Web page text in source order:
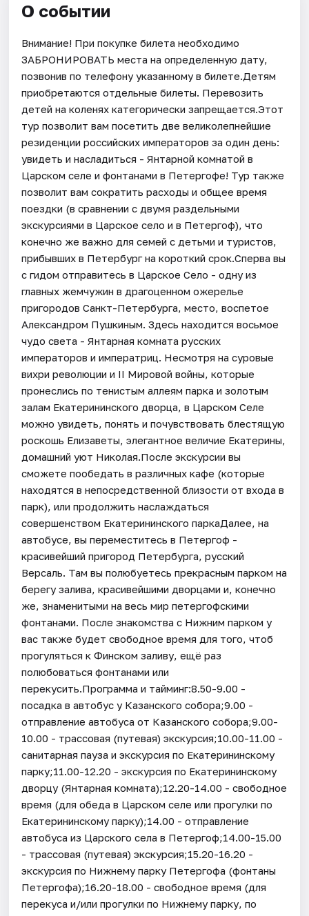
О событии
Внимание! При покупке билета необходимо
ЗАБРОНИРОВАТЬ места на определенную дату,
позвонив по телефону указанному в билете.Детям
приобретаются отдельные билеты. Перевозить
детей на коленях категорически запрещается.Этот
тур позволит вам посетить две великолепнейшие
резиденции российских императоров за один день:
увидеть и насладиться - Янтарной комнатой в
Царском селе и фонтанами в Петергофе! Тур также
позволит вам сократить расходы и общее время
поездки (в сравнении с двумя раздельными
экскурсиями в Царское село и в Петергоф), что
конечно же важно для семей с детьми и туристов,
прибывших в Петербург на короткий срок.Сперва вы
с гидом отправитесь в Царское Село - одну из
главных жемчужин в драгоценном ожерелье
пригородов Санкт-Петербурга, место, воспетое
Александром Пушкиным. Здесь находится восьмое
чудо света - Янтарная комната русских
императоров и императриц. Несмотря на суровые
вихри революции и II Мировой войны, которые
пронеслись по тенистым аллеям парка и золотым
залам Екатерининского дворца, в Царском Селе
можно увидеть, понять и почувствовать блестящую
роскошь Елизаветы, элегантное величие Екатерины,
домашний уют Николая.После экскурсии вы
сможете пообедать в различных кафе (которые
находятся в непосредственной близости от входа в
парк), или продолжить наслаждаться
совершенством Екатерининского паркаДалее, на
автобусе, вы переместитесь в Петергоф -
красивейший пригород Петербурга, русский
Версаль. Там вы полюбуетесь прекрасным парком на
берегу залива, красивейшими дворцами и, конечно
же, знаменитыми на весь мир петергофскими
фонтанами. После знакомства с Нижним парком у
вас также будет свободное время для того, чтоб
прогуляться к Финском заливу, ещё раз
полюбоваться фонтанами или
перекусить.Программа и тайминг:8.50-9.00 -
посадка в автобус у Казанского собора;9.00 -
отправление автобуса от Казанского собора;9.00-
10.00 - трассовая (путевая) экскурсия;10.00-11.00 -
санитарная пауза и экскурсия по Екатерининскому
парку;11.00-12.20 - экскурсия по Екатерининскому
дворцу (Янтарная комната);12.20-14.00 - свободное
время (для обеда в Царском селе или прогулки по
Екатерининскому парку);14.00 - отправление
автобуса из Царского села в Петергоф;14.00-15.00
- трассовая (путевая) экскурсия;15.20-16.20 -
экскурсия по Нижнему парку Петергофа (фонтаны
Петергофа);16.20-18.00 - свободное время (для
перекуса и/или прогулки по Нижнему парку, по